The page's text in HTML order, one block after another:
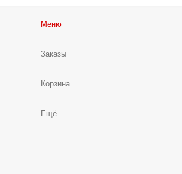
Меню
Заказы
Корзина
Ещё